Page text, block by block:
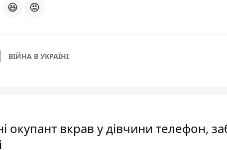
😆 😡
ВІЙНА В УКРАЇНІ
окупант вкрав у дівчини телефон,